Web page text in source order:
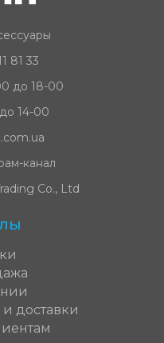
81 33
до 18-00
14-00
канал
Co., Ltd
доставки